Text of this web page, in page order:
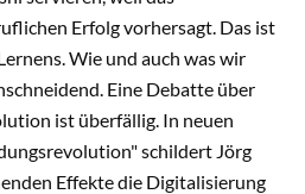
Erfolg vorhersagt. Das ist
Wie und auch was wir
Eine Debatte über
ist überfällig. In neuen
schildert Jörg
Effekte die Digitalisierung